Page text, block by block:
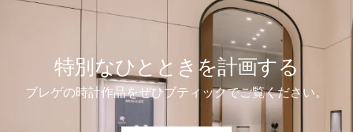
特別なひとときを計画する
ブレゲの時計作品をぜひブティックでご覧ください。